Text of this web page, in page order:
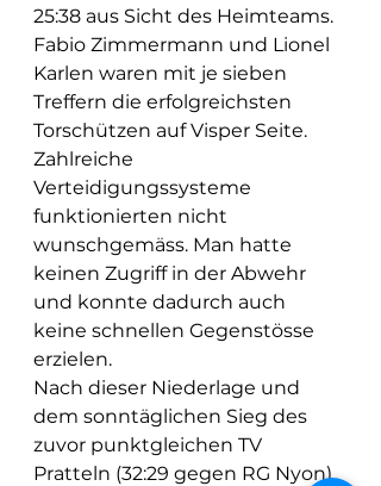
25:38 aus Sicht des Heimteams.
Fabio Zimmermann und Lionel
Karlen waren mit je sieben
Treffern die erfolgreichsten
Torschützen auf Visper Seite.
Zahlreiche
Verteidigungssysteme
funktionierten nicht
wunschgemäss. Man hatte
keinen Zugriff in der Abwehr
und konnte dadurch auch
keine schnellen Gegenstösse
erzielen.
Nach dieser Niederlage und
dem sonntäglichen Sieg des
zuvor punktgleichen TV
Pratteln (32:29 gegen RG Nyon)